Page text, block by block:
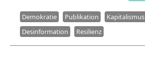
Demokratie Publikation
Kapitalismus
Desinformation
Resilienz